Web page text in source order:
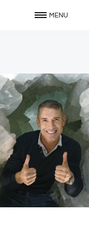
MENU